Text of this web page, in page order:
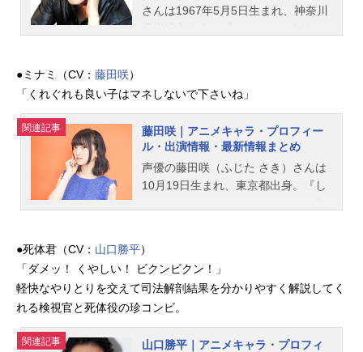
さんは1967年5月5日生まれ、神奈川
演じています。こちらでは、子安武
人さんのオススメ記事をご紹介！
●ミナミ（CV： 藤田咲）
「くれぐれも良い子はマネしないで下さいね」
関連記事
藤田咲｜アニメキャラ・プロフィー
ル・出演情報・最新情報まとめ
声優の藤田咲（ふじた さき）さんは
10月19日生まれ、東京都出身。『し
／キュアマカロン役など、人気作品
のキャラクターを演じています。こ
ちらでは、藤田咲さんのオススメ記
事をご紹介！
●死体君（CV： 山口勝平）
「ダメッ！ くやしい！ ビクンビクン！」
軽快なやりとりを交えて司法解剖結果を分かりやすく解説してく
れる検視官と死体役の珍コンビ。
関連記事
山口勝平｜アニメキャラ・プロフィ